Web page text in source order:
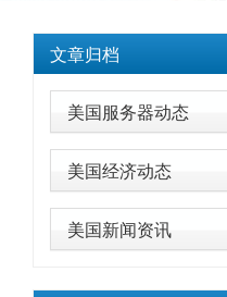
文章归档
美国服务器动态
美国经济动态
美国新闻资讯